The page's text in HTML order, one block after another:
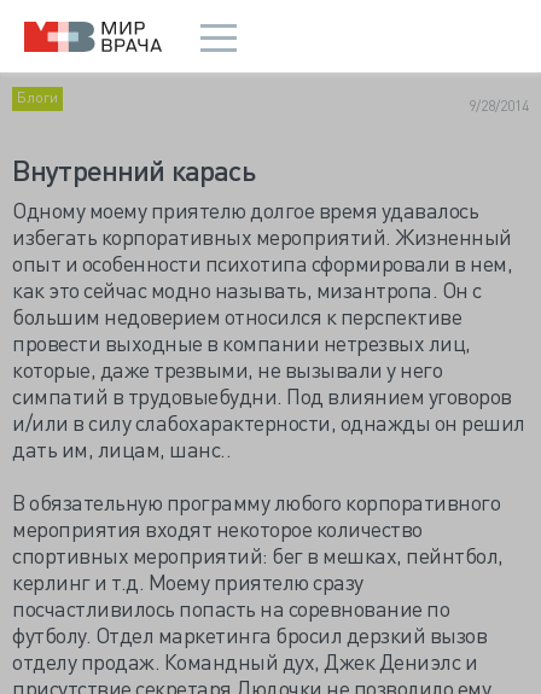
Блоги 9/28/2014
Внутренний карась
Одному моему приятелю долгое время удавалось
избегать корпоративных мероприятий. Жизненный
опыт и особенности психотипа сформировали в нем,
как это сейчас модно называть, мизантропа. Он с
большим недоверием относился к перспективе
провести выходные в компании нетрезвых лиц,
которые, даже трезвыми, не вызывали у него
симпатий в трудовыебудни. Под влиянием уговоров
и/или в силу слабохарактерности, однажды он решил
дать им, лицам, шанс..
В обязательную программу любого корпоративного
мероприятия входят некоторое количество
спортивных мероприятий: бег в мешках, пейнтбол,
керлинг и т.д. Моему приятелю сразу
посчастливилось попасть на соревнование по
футболу. Отдел маркетинга бросил дерзкий вызов
отделу продаж. Командный дух, Джек Дениэлс и
присутствие секретаря Людочки не позволило ему